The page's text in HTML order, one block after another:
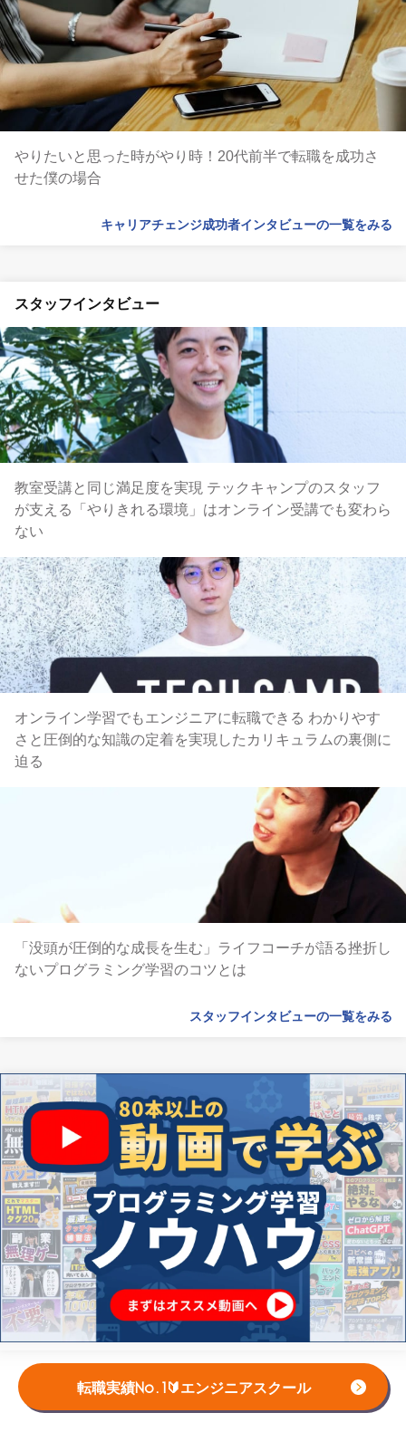
転職実績No.1🔰エンジニアスクール
やりたいと思った時がやり時！20代前半で転職を成功さ
せた僕の場合
キャリアチェンジ成功者インタビューの一覧をみる
スタッフインタビュー
教室受講と同じ満足度を実現 テックキャンプのスタッフ
が支える「やりきれる環境」はオンライン受講でも変わら
ない
オンライン学習でもエンジニアに転職できる わかりやす
さと圧倒的な知識の定着を実現したカリキュラムの裏側に
迫る
「没頭が圧倒的な成長を生む」ライフコーチが語る挫折し
ないプログラミング学習のコツとは
スタッフインタビューの一覧をみる